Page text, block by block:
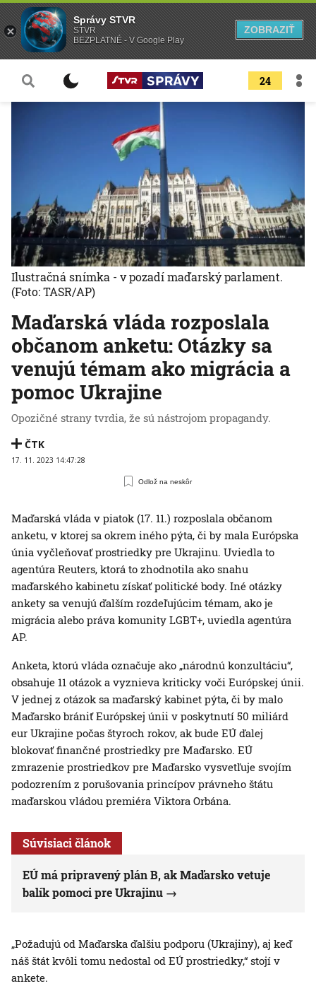
24
Maďarská vláda rozposlala
občanom anketu: Otázky sa
venujú témam ako migrácia a
pomoc Ukrajine
Opozičné strany tvrdia, že sú nástrojom propagandy.
ČTK
17. 11. 2023 14:47:28
Odlož na neskôr
Ilustračná snímka - v pozadí maďarský parlament.
(Foto: TASR/AP)
Maďarská vláda v piatok (17. 11.) rozposlala občanom
anketu, v ktorej sa okrem iného pýta, či by mala Európska
únia vyčleňovať prostriedky pre Ukrajinu. Uviedla to
agentúra Reuters, ktorá to zhodnotila ako snahu
maďarského kabinetu získať politické body. Iné otázky
ankety sa venujú ďalším rozdeľujúcim témam, ako je
migrácia alebo práva komunity LGBT+, uviedla agentúra
AP.
Anketa, ktorú vláda označuje ako „národnú konzultáciu“,
obsahuje 11 otázok a vyznieva kriticky voči Európskej únii.
V jednej z otázok sa maďarský kabinet pýta, či by malo
Maďarsko brániť Európskej únii v poskytnutí 50 miliárd
eur Ukrajine počas štyroch rokov, ak bude EÚ ďalej
blokovať finančné prostriedky pre Maďarsko. EÚ
zmrazenie prostriedkov pre Maďarsko vysvetľuje svojím
podozrením z porušovania princípov právneho štátu
maďarskou vládou premiéra Viktora Orbána.
Súvisiaci článok
EÚ má pripravený plán B, ak Maďarsko vetuje
balík pomoci pre Ukrajinu
„Požadujú od Maďarska ďalšiu podporu (Ukrajiny), aj keď
náš štát kvôli tomu nedostal od EÚ prostriedky,“ stojí v
ankete.
Správy STVR
STVR
BEZPLATNÉ - V Google Play
ZOBRAZIŤ